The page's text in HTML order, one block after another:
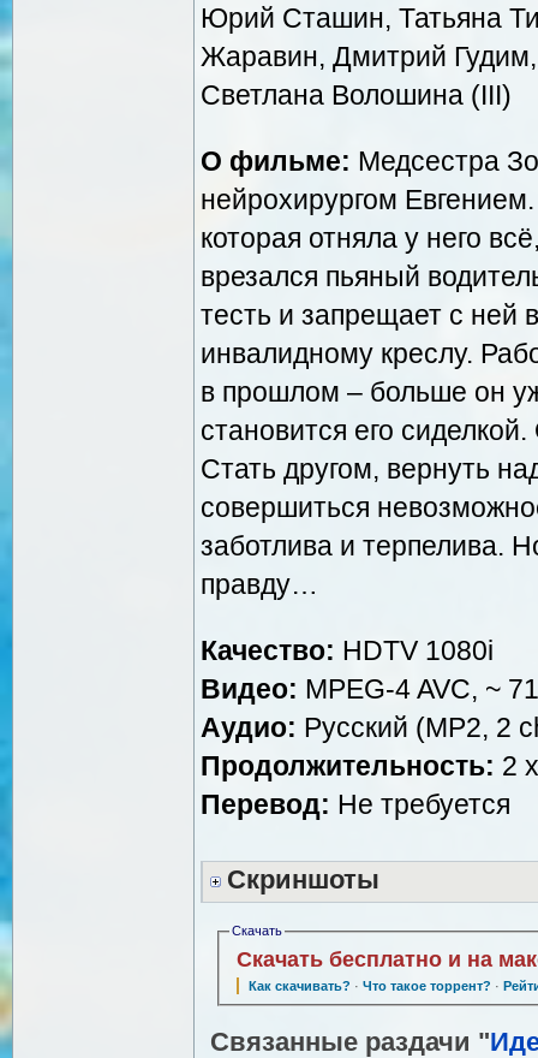
Юрий Сташин, Татьяна
Жаравин, Дмитрий
Светлана Волошина (III)
О фильме: Медсестра
нейрохирургом
которая отняла у него
врезался пьяный
тесть и запрещает с ней
инвалидному креслу.
в прошлом – больше он
становится его
Стать другом, вернуть
совершиться
заботлива и терпелива.
правду…
Качество: HDTV 1080i
Видео: MPEG-4 AVC, ~
Аудио: Русский (MP2, 2
Продолжительность: 2
Перевод: Не требуется
Скриншоты
Скачать
Скачать бесплатно и на
Как скачивать? · Что такое торрент? ·
Связанные раздачи "